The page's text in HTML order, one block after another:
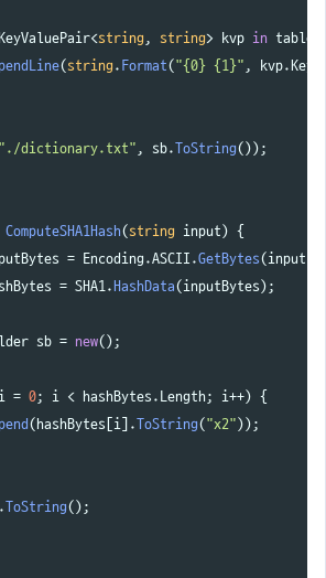
KeyValuePair<string , string> kvp in table
(string . Format( "{0} {1}" , kvp. Key
"./dictionary.txt" , sb.ToString());
ComputeSHA1Hash(string input ) {
= Encoding .ASCII .GetBytes( input
= SHA1 . HashData( inputBytes );
sb = new();
i = 0; i < hashBytes . Length; i++) {
( hashBytes i ].ToString( "x2" ));
.ToString();